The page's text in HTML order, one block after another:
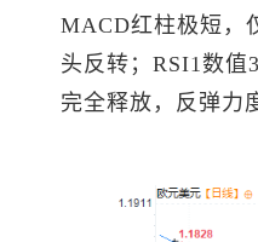
MACD红柱极短，
头反转；RSI1数值
完全释放，反弹力